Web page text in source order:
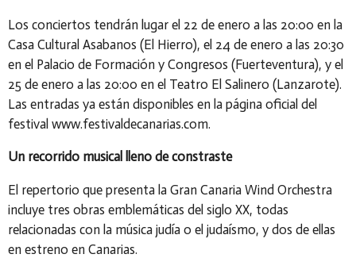
Los conciertos tendrán lugar el 22 de enero a las 20:00 en la
Casa Cultural Asabanos (El Hierro), el 24 de enero a las 20:30
en el Palacio de Formación y Congresos (Fuerteventura), y el
25 de enero a las 20:00 en el Teatro El Salinero (Lanzarote).
Las entradas ya están disponibles en la página oficial del
festival www.festivaldecanarias.com.
Un recorrido musical lleno de constraste
El repertorio que presenta la Gran Canaria Wind Orchestra
incluye tres obras emblemáticas del siglo XX, todas
relacionadas con la música judía o el judaísmo, y dos de ellas
en estreno en Canarias.